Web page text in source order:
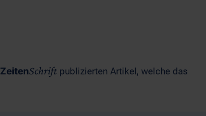
ZeitenSchrift publizierten Artikel, welche das